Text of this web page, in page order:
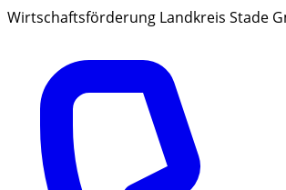
Wirtschaftsförderung Landkreis Stade